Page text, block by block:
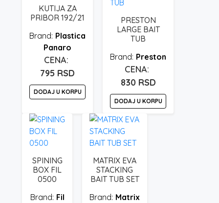
KUTIJA ZA
PRIBOR 192/21
Plastica
Panaro
795 RSD
DODAJ U KORPU
PRESTON
LARGE BAIT
TUB
Preston
830 RSD
DODAJ U KORPU
SPINING
BOX FIL
0500
Fil
MATRIX EVA
STACKING
BAIT TUB SET
Matrix